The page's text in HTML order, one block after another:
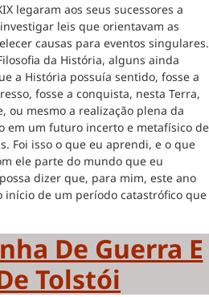
legaram aos seus sucessores a
leis que orientavam as
causas para eventos singulares.
da História, alguns ainda
a História possuía sentido, fosse a
fosse a conquista, nesta Terra,
ou mesmo a realização plena da
em um futuro incerto e metafísico de
Foi isso o que eu aprendi, e o que
ele parte do mundo que eu
dizer que, para mim, este ano
início de um período catastrófico que
De Guerra E
Tolstói